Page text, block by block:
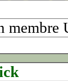
membre